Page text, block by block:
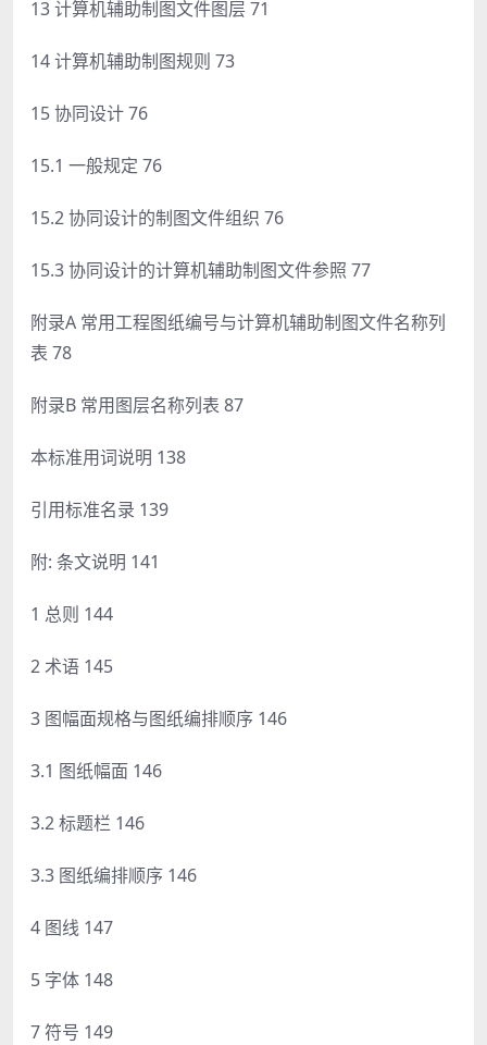
13 计算机辅助制图文件图层 71
14 计算机辅助制图规则 73
15 协同设计 76
15.1 一般规定 76
15.2 协同设计的制图文件组织 76
15.3 协同设计的计算机辅助制图文件参照 77
附录A 常用工程图纸编号与计算机辅助制图文件名称列
表 78
附录B 常用图层名称列表 87
本标准用词说明 138
引用标准名录 139
附: 条文说明 141
1 总则 144
2 术语 145
3 图幅面规格与图纸编排顺序 146
3.1 图纸幅面 146
3.2 标题栏 146
3.3 图纸编排顺序 146
4 图线 147
5 字体 148
7 符号 149